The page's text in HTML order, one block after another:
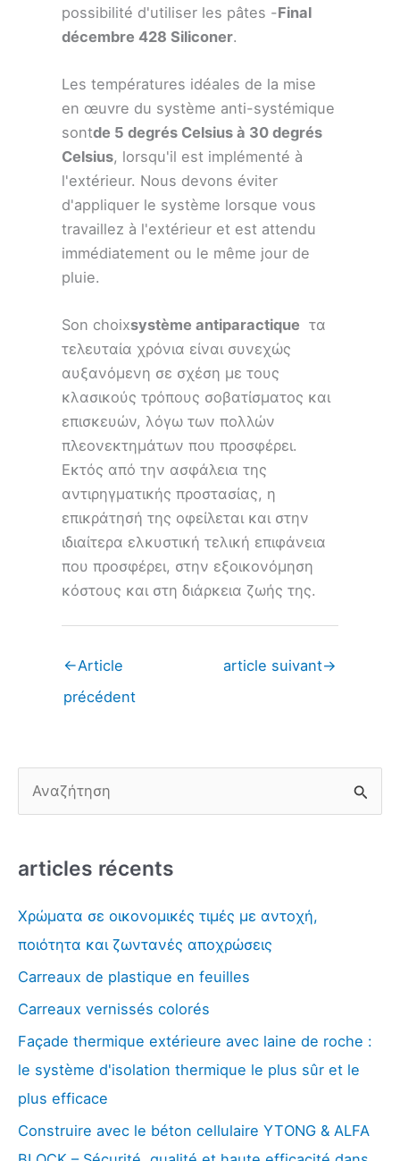
possibilité d'utiliser les pâtes -Final
décembre 428 Siliconer.
Les températures idéales de la mise
en œuvre du système anti-systémique
sontde 5 degrés Celsius à 30 degrés
Celsius, lorsqu'il est implémenté à
l'extérieur. Nous devons éviter
d'appliquer le système lorsque vous
travaillez à l'extérieur et est attendu
immédiatement ou le même jour de
pluie.
Son choixsystème antiparactique τα
τελευταία χρόνια είναι συνεχώς
αυξανόμενη σε σχέση με τους
κλασικούς τρόπους σοβατίσματος και
επισκευών, λόγω των πολλών
πλεονεκτημάτων που προσφέρει.
Εκτός από την ασφάλεια της
αντιρηγματικής προστασίας, η
επικράτησή της οφείλεται και στην
ιδιαίτερα ελκυστική τελική επιφάνεια
που προσφέρει, στην εξοικονόμηση
κόστους και στη διάρκεια ζωής της.
←Article
précédent
article suivant→
e
h
r
c
h
e
r
:
articles récents
Χρώματα σε οικονομικές τιμές με αντοχή,
ποιότητα και ζωντανές αποχρώσεις
Carreaux de plastique en feuilles
Carreaux vernissés colorés
Façade thermique extérieure avec laine de roche :
le système d'isolation thermique le plus sûr et le
plus efficace
Construire avec le béton cellulaire YTONG & ALFA